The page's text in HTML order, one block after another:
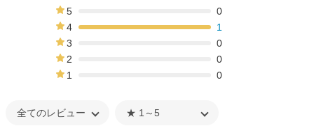
5
0
4
1
3
0
2
0
1
0